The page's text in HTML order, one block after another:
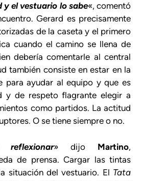
el vestuario lo sabe«, comentó
Gerard es precisamente
de la caseta y el primero
cuando el camino se llena de
debería comentarle al central
también consiste en estar en la
para ayudar al equipo y que es
y de respeto flagrante elegir a
como partidos. La actitud
O se tiene siempre o no.
reflexionar» dijo Martino,
de prensa. Cargar las tintas
situación del vestuario. El Tata